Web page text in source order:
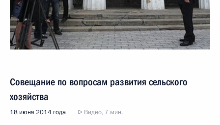
Совещание по вопросам развития сельского
хозяйства
18 июня 2014 года Видео, 7 мин.